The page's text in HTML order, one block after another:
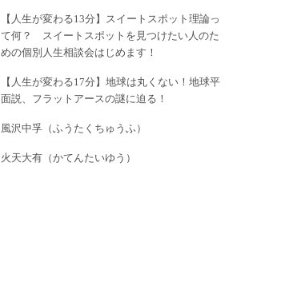
【人生が変わる13分】スイートスポット理論っ
て何？ スイートスポットを見つけたい人のた
めの個別人生相談会はじめます！
【人生が変わる17分】地球は丸くない！地球平
面説、フラットアースの謎に迫る！
風沢中孚（ふうたくちゅうふ）
火天大有（かてんたいゆう）